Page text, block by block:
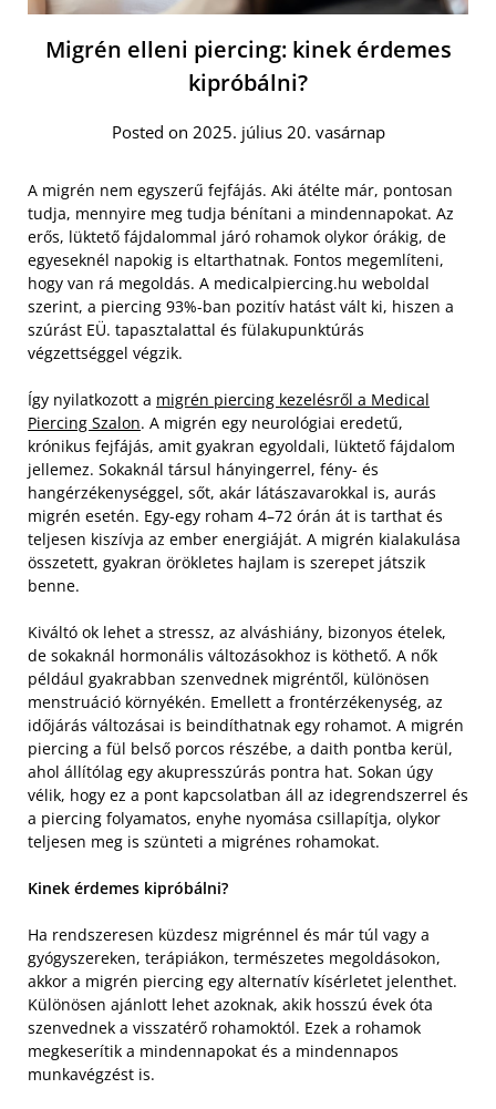
Migrén elleni piercing: kinek érdemes
kipróbálni?
Posted on 2025. július 20. vasárnap
A migrén nem egyszerű fejfájás. Aki átélte már, pontosan
tudja, mennyire meg tudja bénítani a mindennapokat. Az
erős, lüktető fájdalommal járó rohamok olykor órákig, de
egyeseknél napokig is eltarthatnak. Fontos megemlíteni,
hogy van rá megoldás. A medicalpiercing.hu weboldal
szerint, a piercing 93%-ban pozitív hatást vált ki, hiszen a
szúrást EÜ. tapasztalattal és fülakupunktúrás
végzettséggel végzik.
Így nyilatkozott a migrén piercing kezelésről a Medical
Piercing Szalon. A migrén egy neurológiai eredetű,
krónikus fejfájás, amit gyakran egyoldali, lüktető fájdalom
jellemez. Sokaknál társul hányingerrel, fény- és
hangérzékenységgel, sőt, akár látászavarokkal is, aurás
migrén esetén. Egy-egy roham 4–72 órán át is tarthat és
teljesen kiszívja az ember energiáját. A migrén kialakulása
összetett, gyakran örökletes hajlam is szerepet játszik
benne.
Kiváltó ok lehet a stressz, az alváshiány, bizonyos ételek,
de sokaknál hormonális változásokhoz is köthető. A nők
például gyakrabban szenvednek migréntől, különösen
menstruáció környékén. Emellett a frontérzékenység, az
időjárás változásai is beindíthatnak egy rohamot. A migrén
piercing a fül belső porcos részébe, a daith pontba kerül,
ahol állítólag egy akupresszúrás pontra hat. Sokan úgy
vélik, hogy ez a pont kapcsolatban áll az idegrendszerrel és
a piercing folyamatos, enyhe nyomása csillapítja, olykor
teljesen meg is szünteti a migrénes rohamokat.
Kinek érdemes kipróbálni?
Ha rendszeresen küzdesz migrénnel és már túl vagy a
gyógyszereken, terápiákon, természetes megoldásokon,
akkor a migrén piercing egy alternatív kísérletet jelenthet.
Különösen ajánlott lehet azoknak, akik hosszú évek óta
szenvednek a visszatérő rohamoktól. Ezek a rohamok
megkeserítik a mindennapokat és a mindennapos
munkavégzést is.